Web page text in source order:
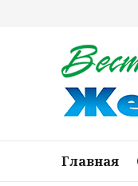
Главная